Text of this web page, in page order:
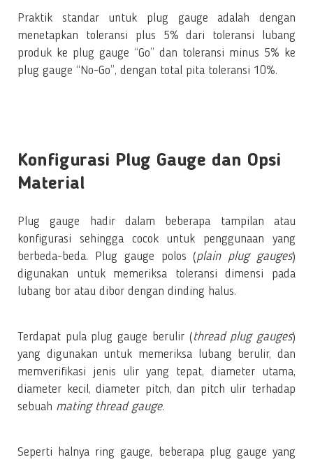
Praktik standar untuk plug gauge adalah dengan
menetapkan toleransi plus 5% dari toleransi lubang
produk ke plug gauge “Go” dan toleransi minus 5% ke
plug gauge “No-Go”, dengan total pita toleransi 10%.
Konfigurasi Plug Gauge dan Opsi
Material
Plug gauge hadir dalam beberapa tampilan atau
konfigurasi sehingga cocok untuk penggunaan yang
berbeda-beda. Plug gauge polos (plain plug gauges)
digunakan untuk memeriksa toleransi dimensi pada
lubang bor atau dibor dengan dinding halus.
Terdapat pula plug gauge berulir (thread plug gauges)
yang digunakan untuk memeriksa lubang berulir, dan
memverifikasi jenis ulir yang tepat, diameter utama,
diameter kecil, diameter pitch, dan pitch ulir terhadap
sebuah mating thread gauge.
Seperti halnya ring gauge, beberapa plug gauge yang